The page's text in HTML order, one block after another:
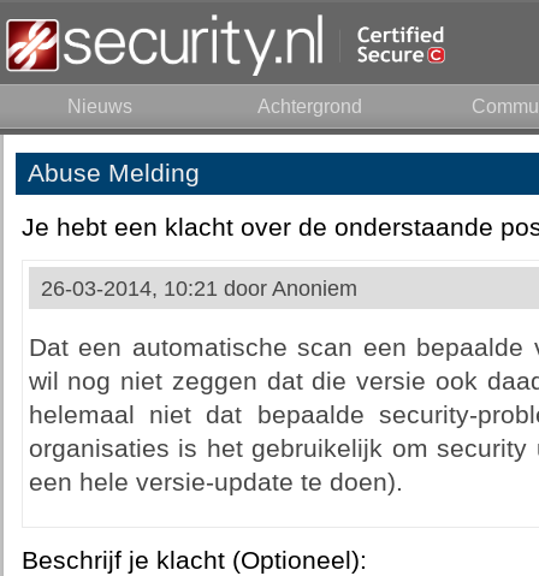
Nieuws Achtergrond
Abuse Melding
Je hebt een klacht over de onderstaande
26-03-2014, 10:21 door Anoniem
Dat een automatische scan een bepaalde
wil nog niet zeggen dat die versie ook
helemaal niet dat bepaalde security-
organisaties is het gebruikelijk om
een hele versie-update te doen).
Beschrijf je klacht (Optioneel):